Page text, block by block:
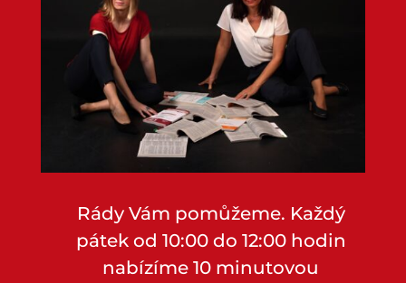
Rády Vám pomůžeme. Každý
pátek od 10:00 do 12:00 hodin
nabízíme 10 minutovou